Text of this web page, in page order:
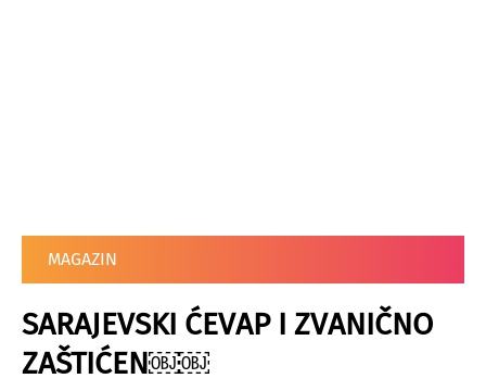
MAGAZIN
SARAJEVSKI ĆEVAP I ZVANIČNO
ZAŠTIĆEN￼￼